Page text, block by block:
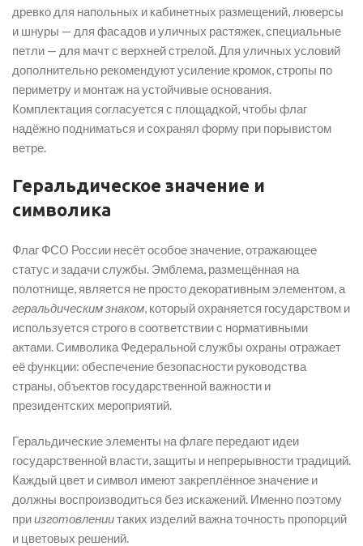
древко для напольных и кабинетных размещений, люверсы
и шнуры — для фасадов и уличных растяжек, специальные
петли — для мачт с верхней стрелой. Для уличных условий
дополнительно рекомендуют усиление кромок, стропы по
периметру и монтаж на устойчивые основания.
Комплектация согласуется с площадкой, чтобы флаг
надёжно подниматься и сохранял форму при порывистом
ветре.
Геральдическое значение и
символика
Флаг ФСО России несёт особое значение, отражающее
статус и задачи службы. Эмблема, размещённая на
полотнище, является не просто декоративным элементом, а
геральдическим знаком, который охраняется государством и
используется строго в соответствии с нормативными
актами. Символика Федеральной службы охраны отражает
её функции: обеспечение безопасности руководства
страны, объектов государственной важности и
президентских мероприятий.
Геральдические элементы на флаге передают идеи
государственной власти, защиты и непрерывности традиций.
Каждый цвет и символ имеют закреплённое значение и
должны воспроизводиться без искажений. Именно поэтому
приизготовлениитаких изделий важна точность пропорций
и цветовых решений.